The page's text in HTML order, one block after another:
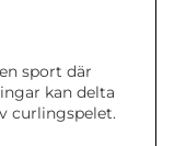
sport där
kan delta
curlingspelet.